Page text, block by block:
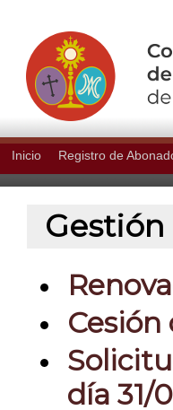
Inicio Registro de
Gestión
Cesión
día 31/